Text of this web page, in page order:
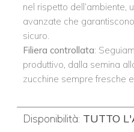
nel rispetto dell’ambiente,
avanzate che
sicuro.
Filiera controllata:
produttivo, dalla semina
zucchine sempre fresche
Disponibilità: TUTTO